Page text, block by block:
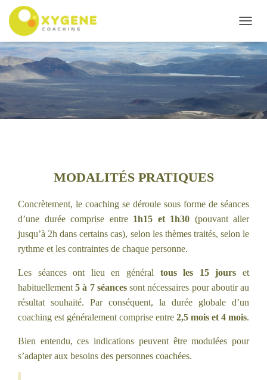
É
P
I
E
L
T
I
O
MODALITÉS PRATIQUES
Concrètement, le coaching se déroule sous forme de séances
d’une durée comprise entre 1h15 et 1h30 (pouvant aller
jusqu’à 2h dans certains cas), selon les thèmes traités, selon le
rythme et les contraintes de chaque personne.
Les séances ont lieu en général tous les 15 jours et
habituellement5 à 7 séancessont nécessaires pour aboutir au
résultat souhaité. Par conséquent, la durée globale d’un
coaching est généralement comprise entre 2,5 mois et 4 mois.
Bien entendu, ces indications peuvent être modulées pour
s’adapter aux besoins des personnes coachées.